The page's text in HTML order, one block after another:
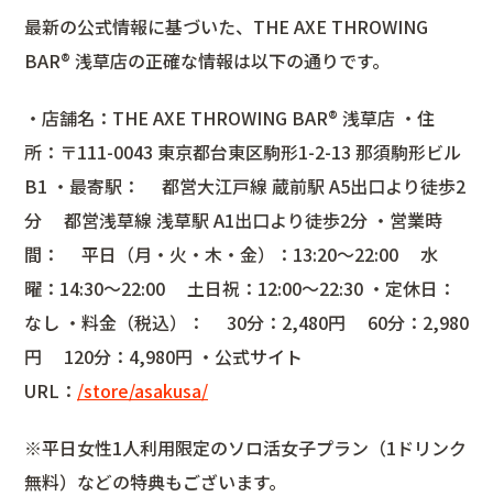
最新の公式情報に基づいた、THE AXE THROWING
BAR®︎ 浅草店の正確な情報は以下の通りです。
・店舗名：THE AXE THROWING BAR®︎ 浅草店 ・住
所：〒111-0043 東京都台東区駒形1-2-13 那須駒形ビル
B1 ・最寄駅： 都営大江戸線 蔵前駅 A5出口より徒歩2
分 都営浅草線 浅草駅 A1出口より徒歩2分 ・営業時
間： 平日（月・火・木・金）：13:20〜22:00 水
曜：14:30〜22:00 土日祝：12:00〜22:30 ・定休日：
なし ・料金（税込）： 30分：2,480円 60分：2,980
円 120分：4,980円 ・公式サイト
URL： /store/asakusa/
※平日女性1人利用限定のソロ活女子プラン（1ドリンク
無料）などの特典もございます。